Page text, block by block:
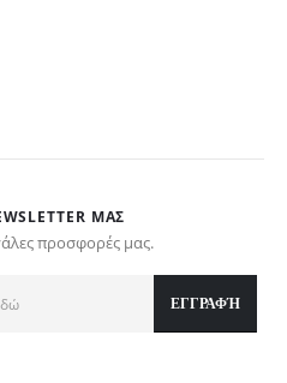
ΜΑΣ
προσφορές μας.